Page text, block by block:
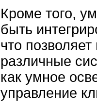
Кроме того,
быть
что
различные
как умное
управление